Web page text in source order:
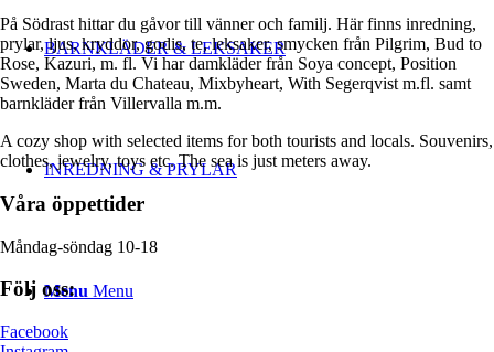
BARNKLÄDER & LEKSAKER
INREDNING & PRYLAR
Menu Menu
På Södrast hittar du gåvor till vänner och familj. Här finns inredning,
prylar, ljus, kryddor, godis, te, leksaker, smycken från Pilgrim, Bud to
Rose, Kazuri, m. fl. Vi har damkläder från Soya concept, Position
Sweden, Marta du Chateau, Mixbyheart, With Segerqvist m.fl. samt
barnkläder från Villervalla m.m.
A cozy shop with selected items for both tourists and locals. Souvenirs,
clothes, jewelry, toys etc. The sea is just meters away.
Våra öppettider
Måndag-söndag 10-18
Följ oss:
Facebook